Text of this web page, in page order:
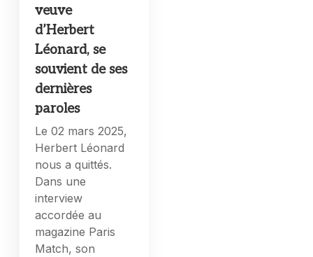
veuve
d’Herbert
Léonard, se
souvient de ses
dernières
paroles
Le 02 mars 2025,
Herbert Léonard
nous a quittés.
Dans une
interview
accordée au
magazine Paris
Match, son